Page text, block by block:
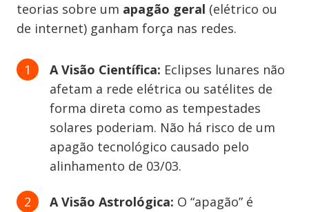
teorias sobre um apagão geral (elétrico ou
de internet) ganham força nas redes.
A Visão Científica: Eclipses lunares não
afetam a rede elétrica ou satélites de
forma direta como as tempestades
solares poderiam. Não há risco de um
apagão tecnológico causado pelo
alinhamento de 03/03.
A Visão Astrológica: O “apagão” é